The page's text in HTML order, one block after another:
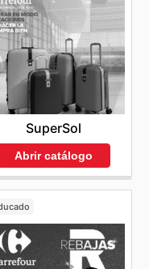
SuperSol
Abrir catálogo